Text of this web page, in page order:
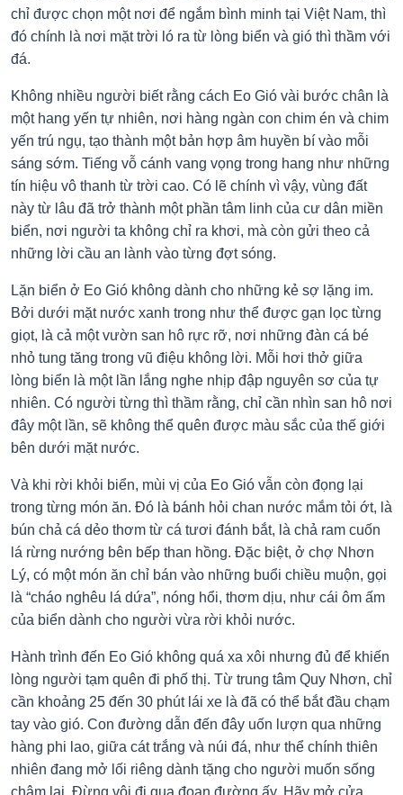
chỉ được chọn một nơi để ngắm bình minh tại Việt Nam, thì
đó chính là nơi mặt trời ló ra từ lòng biển và gió thì thầm với
đá.
Không nhiều người biết rằng cách Eo Gió vài bước chân là
một hang yến tự nhiên, nơi hàng ngàn con chim én và chim
yến trú ngụ, tạo thành một bản hợp âm huyền bí vào mỗi
sáng sớm. Tiếng vỗ cánh vang vọng trong hang như những
tín hiệu vô thanh từ trời cao. Có lẽ chính vì vậy, vùng đất
này từ lâu đã trở thành một phần tâm linh của cư dân miền
biển, nơi người ta không chỉ ra khơi, mà còn gửi theo cả
những lời cầu an lành vào từng đợt sóng.
Lặn biển ở Eo Gió không dành cho những kẻ sợ lặng im.
Bởi dưới mặt nước xanh trong như thể được gạn lọc từng
giọt, là cả một vườn san hô rực rỡ, nơi những đàn cá bé
nhỏ tung tăng trong vũ điệu không lời. Mỗi hơi thở giữa
lòng biển là một lần lắng nghe nhịp đập nguyên sơ của tự
nhiên. Có người từng thì thầm rằng, chỉ cần nhìn san hô nơi
đây một lần, sẽ không thể quên được màu sắc của thế giới
bên dưới mặt nước.
Và khi rời khỏi biển, mùi vị của Eo Gió vẫn còn đọng lại
trong từng món ăn. Đó là bánh hỏi chan nước mắm tỏi ớt, là
bún chả cá dẻo thơm từ cá tươi đánh bắt, là chả ram cuốn
lá rừng nướng bên bếp than hồng. Đặc biệt, ở chợ Nhơn
Lý, có một món ăn chỉ bán vào những buổi chiều muộn, gọi
là “cháo nghêu lá dứa”, nóng hổi, thơm dịu, như cái ôm ấm
của biển dành cho người vừa rời khỏi nước.
Hành trình đến Eo Gió không quá xa xôi nhưng đủ để khiến
lòng người tạm quên đi phố thị. Từ trung tâm Quy Nhơn, chỉ
cần khoảng 25 đến 30 phút lái xe là đã có thể bắt đầu chạm
tay vào gió. Con đường dẫn đến đây uốn lượn qua những
hàng phi lao, giữa cát trắng và núi đá, như thể chính thiên
nhiên đang mở lối riêng dành tặng cho người muốn sống
chậm lại. Đừng vội đi qua đoạn đường ấy. Hãy mở cửa